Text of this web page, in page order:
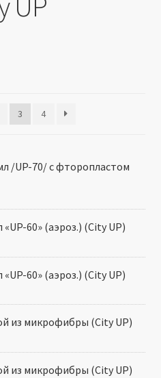
персональных
3 4
/UP-70/ с фторопластом
60» (аэроз.) (City UP)
60» (аэроз.) (City UP)
из микрофибры (City UP)
из микрофибры (City UP)